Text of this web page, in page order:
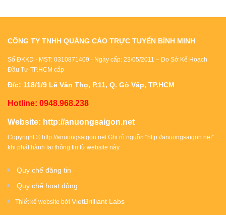
CÔNG TY TNHH QUẢNG CÁO TRỰC TUYẾN BÌNH MINH
Số ĐKKD - MST: 0310871409 - Ngày cấp: 23/05/2011 – Do Sở Kế Hoạch
Đầu Tư-TP.HCM cấp
Đ/c: 118/1/9 Lê Văn Thọ, P.11, Q. Gò Vấp, TP.HCM
Hotline: 0948.968.238
Website: http://anuongsaigon.net
Copyright © http://anuongsaigon.net Ghi rõ nguồn “http://anuongsaigon.net”
khi phát hành lại thông tin từ website này.
Quy chế đăng tin
Quy chế hoạt động
Thiết kế website bởi VietBrilliant Labs